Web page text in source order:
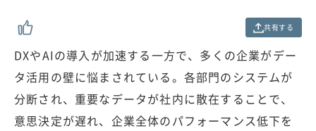
共有する
DXやAIの導入が加速する一方で、多くの企業がデー
タ活用の壁に悩まされている。各部門のシステムが
分断され、重要なデータが社内に散在することで、
意思決定が遅れ、企業全体のパフォーマンス低下を